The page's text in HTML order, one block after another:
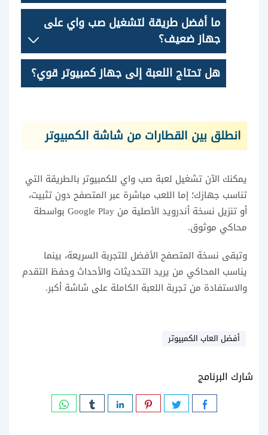
ما أفضل طريقة لتشغيل صب واي على
جهاز ضعيف؟
هل تحتاج اللعبة إلى جهاز كمبيوتر قوي؟
انطلق بين القطارات من شاشة الكمبيوتر
يمكنك الآن تشغيل لعبة صب واي للكمبيوتر بالطريقة التي
تناسب جهازك؛ إما اللعب مباشرة عبر المتصفح دون تثبيت،
أو تنزيل نسخة أندرويد الأصلية من Google Play بواسطة
محاكي موثوق.
وتبقى نسخة المتصفح الأفضل للتجربة السريعة، بينما
يناسب المحاكي من يريد التحديثات والأحداث وحفظ التقدم
والاستفادة من تجربة اللعبة الكاملة على شاشة أكبر.
أفضل العاب الكمبيوتر
شارك البرنامج